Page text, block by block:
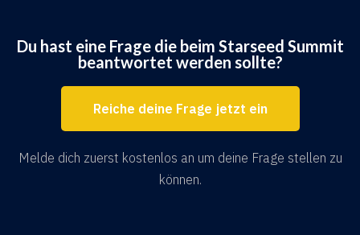
Du hast eine Frage die beim Starseed Summit
beantwortet werden sollte?
Reiche deine Frage jetzt ein
Melde dich zuerst kostenlos an um deine Frage stellen zu
können.